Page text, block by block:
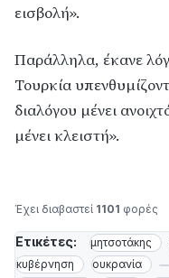
εισβολή».
Παράλληλα, έκανε
Τουρκία
διαλόγου μένει
μένει κλειστή».
Έχει διαβαστεί 1101 φορές
Ετικέτες: μητσοτάκης
κυβέρνηση
ουκρανία